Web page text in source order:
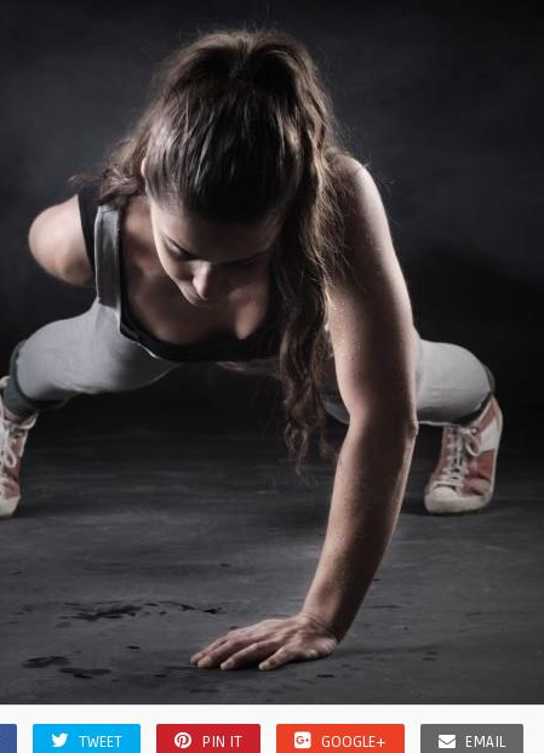
TWEET PIN IT GOOGLE+ EMAIL